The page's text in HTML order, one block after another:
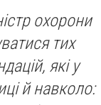
охорони
тих
які у
й навколо: